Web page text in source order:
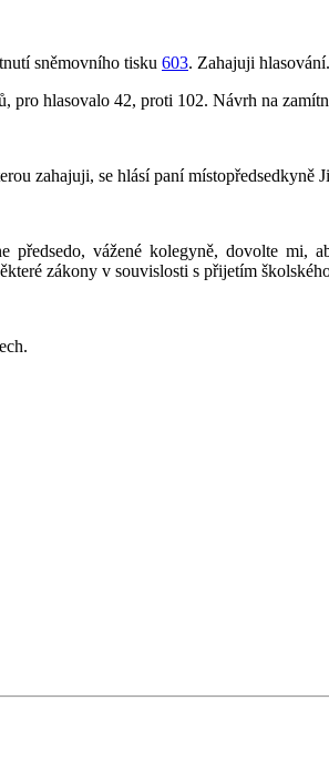
sněmovního tisku 603. Zahajuji
pro hlasovalo 42, proti 102. Návrh na
zahajuji, se hlásí paní místopředsedkyně
předsedo, vážené kolegyně, dovolte mi,
zákony v souvislosti s přijetím